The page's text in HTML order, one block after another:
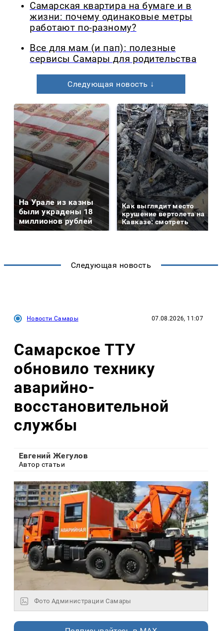
Самарская квартира на бумаге и в
жизни: почему одинаковые метры
работают по-разному?
Все для мам (и пап): полезные
сервисы Самары для родительства
Следующая новость ↓
На Урале из казны
были украдены 18
миллионов рублей
Как выглядит место
крушение вертолета на
Кавказе: смотреть
Следующая новость
Новости Самары 07.08.2026, 11:07
Самарское ТТУ
обновило технику
аварийно-
восстановительной
службы
Евгений Жегулов
Автор статьи
Фото Администрации Самары